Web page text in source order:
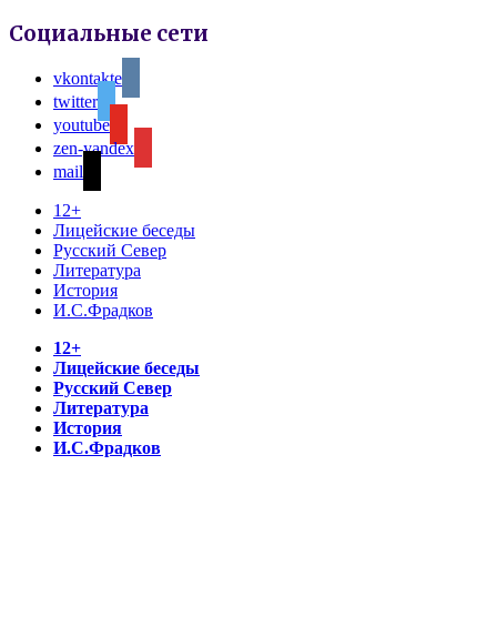
Социальные сети
vkontakte
twitter
youtube
zen-yandex
mail
12+
Лицейские беседы
Русский Север
Литература
История
И.С.Фрадков
12+
Лицейские беседы
Русский Север
Литература
История
И.С.Фрадков